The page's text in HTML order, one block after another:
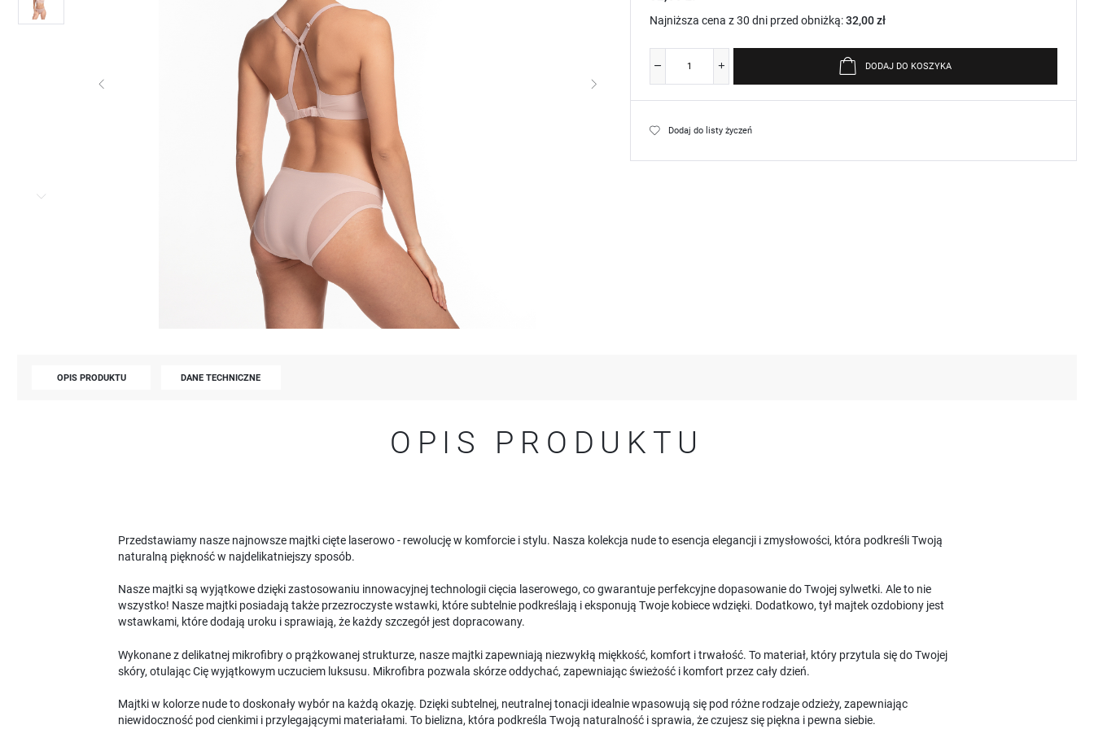
Najniższa cena z 30 dni przed obniżką:32,00 zł
DODAJ DO KOSZYKA
Dodaj do listy życzeń
OPIS PRODUKTU DANE TECHNICZNE
OPIS PRODUKTU
Przedstawiamy nasze najnowsze majtki cięte laserowo - rewolucję w komforcie i stylu. Nasza kolekcja nude to esencja elegancji i zmysłowości, która podkreśli Twoją
naturalną piękność w najdelikatniejszy sposób.
Nasze majtki są wyjątkowe dzięki zastosowaniu innowacyjnej technologii cięcia laserowego, co gwarantuje perfekcyjne dopasowanie do Twojej sylwetki. Ale to nie
wszystko! Nasze majtki posiadają także przezroczyste wstawki, które subtelnie podkreślają i eksponują Twoje kobiece wdzięki. Dodatkowo, tył majtek ozdobiony jest
wstawkami, które dodają uroku i sprawiają, że każdy szczegół jest dopracowany.
Wykonane z delikatnej mikrofibry o prążkowanej strukturze, nasze majtki zapewniają niezwykłą miękkość, komfort i trwałość. To materiał, który przytula się do Twojej
skóry, otulając Cię wyjątkowym uczuciem luksusu. Mikrofibra pozwala skórze oddychać, zapewniając świeżość i komfort przez cały dzień.
Majtki w kolorze nude to doskonały wybór na każdą okazję. Dzięki subtelnej, neutralnej tonacji idealnie wpasowują się pod różne rodzaje odzieży, zapewniając
niewidoczność pod cienkimi i przylegającymi materiałami. To bielizna, która podkreśla Twoją naturalność i sprawia, że czujesz się piękna i pewna siebie.